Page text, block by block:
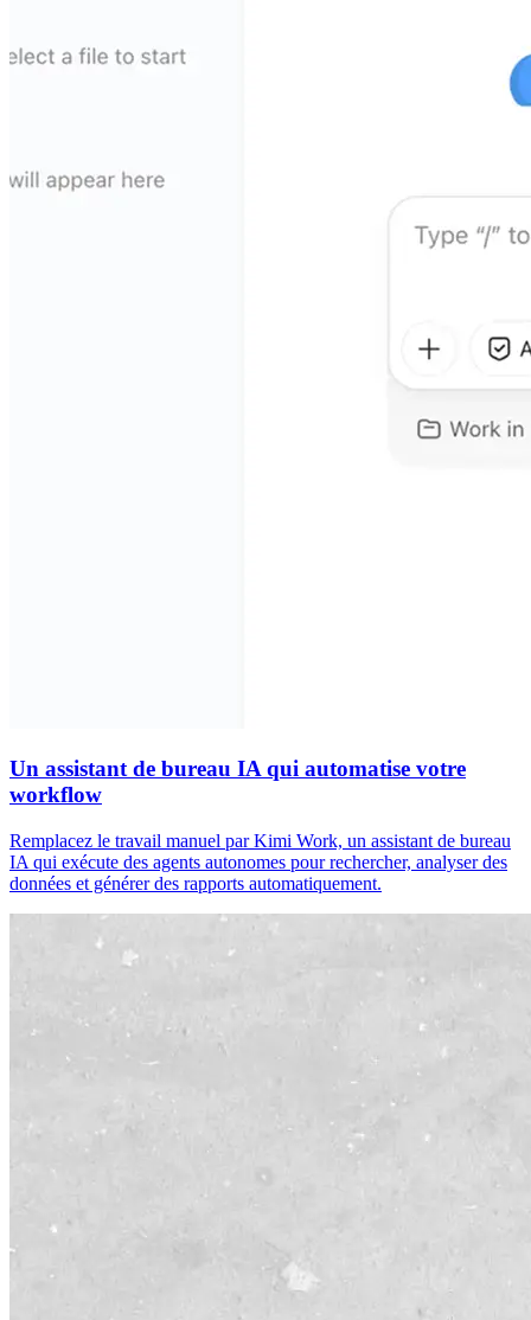
Un assistant de bureau IA qui automatise votre
workflow
Remplacez le travail manuel par Kimi Work, un assistant de bureau
IA qui exécute des agents autonomes pour rechercher, analyser des
données et générer des rapports automatiquement.